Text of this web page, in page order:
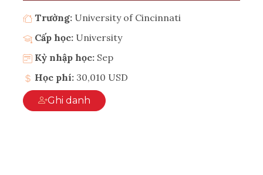
Trường: University of Cincinnati
Cấp học: University
Kỳ nhập học: Sep
Học phí: 30,010 USD
Ghi danh